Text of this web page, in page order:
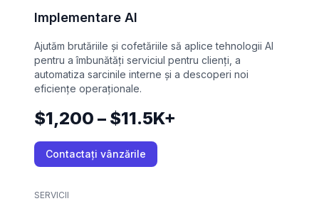
Implementare AI
Ajutăm brutăriile și cofetăriile să aplice tehnologii AI
pentru a îmbunătăți serviciul pentru clienți, a
automatiza sarcinile interne și a descoperi noi
eficiențe operaționale.
$1,200 – $11.5K+
Contactați vânzările
SERVICII